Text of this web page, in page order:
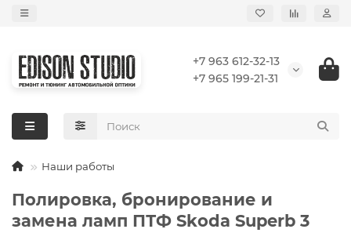
+7 963 612-32-13
+7 965 199-21-31
Наши работы
Полировка, бронирование и
замена ламп ПТФ Skoda Superb 3